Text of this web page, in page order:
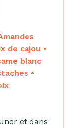
de cajou •
blanc
•
et dans